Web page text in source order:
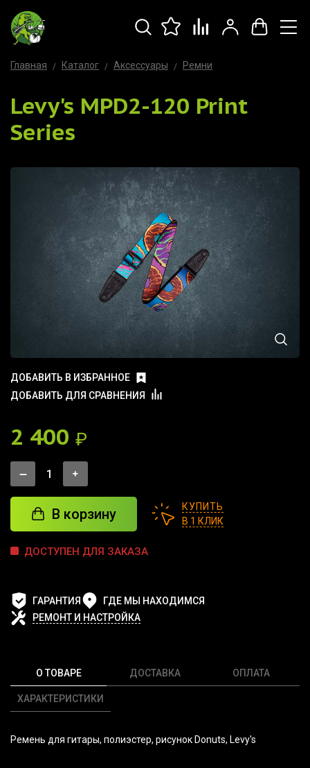
Главная Каталог Аксессуары Ремни
Levy's MPD2-120 Print
Series
ДОБАВИТЬ В ИЗБРАННОЕ
ДОБАВИТЬ ДЛЯ СРАВНЕНИЯ
2 400 ₽
В корзину
КУПИТЬ
В 1 КЛИК
ДОСТУПЕН ДЛЯ ЗАКАЗА
ГАРАНТИЯ
ГДЕ МЫ НАХОДИМСЯ
РЕМОНТ И НАСТРОЙКА
О ТОВАРЕ
ХАРАКТЕРИСТИКИ
ДОСТАВКА ОПЛАТА
Ремень для гитары, полиэстер, рисунок Donuts, Levy's